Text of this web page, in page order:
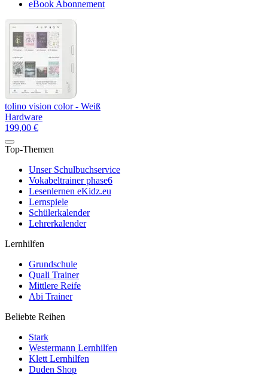
eBook Abonnement
tolino vision color - Weiß
Hardware
199,00 €
Top-Themen
Unser Schulbuchservice
Vokabeltrainer phase6
Lesenlernen eKidz.eu
Lernspiele
Schülerkalender
Lehrerkalender
Lernhilfen
Grundschule
Quali Trainer
Mittlere Reife
Abi Trainer
Beliebte Reihen
Stark
Westermann Lernhilfen
Klett Lernhilfen
Duden Shop